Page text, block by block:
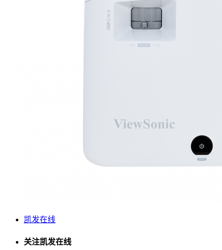
凯发在线
关注凯发在线